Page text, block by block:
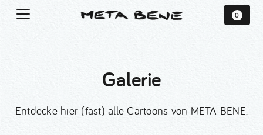
0
Galerie
Entdecke hier (fast) alle Cartoons von META BENE.